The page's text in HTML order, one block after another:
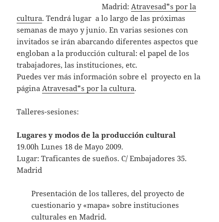
Madrid: Atravesad*s por la
cultura. Tendrá lugar a lo largo de las próximas
semanas de mayo y junio. En varias sesiones con
invitados se irán abarcando diferentes aspectos que
engloban a la producción cultural: el papel de los
trabajadores, las instituciones, etc.
Puedes ver más información sobre el proyecto en la
página Atravesad*s por la cultura.
Talleres-sesiones:
Lugares y modos de la producción cultural
19.00h Lunes 18 de Mayo 2009.
Lugar: Traficantes de sueños. C/ Embajadores 35.
Madrid
Presentación de los talleres, del proyecto de
cuestionario y «mapa» sobre instituciones
culturales en Madrid.